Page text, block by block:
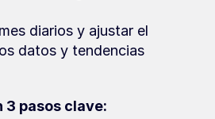
diarios y ajustar el
datos y tendencias
3 pasos clave: